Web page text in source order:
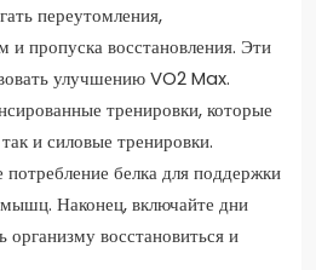
переутомления,
и пропуска восстановления. Эти
улучшению VO2 Max.
тренировки, которые
и силовые тренировки.
потребление белка для поддержки
Наконец, включайте дни
восстановиться и